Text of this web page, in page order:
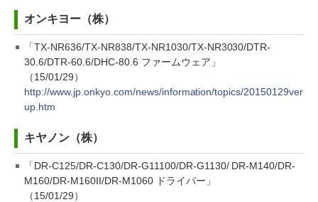
オンキヨー（株）
「TX-NR636/TX-NR838/TX-NR1030/TX-NR3030/DTR-
30.6/DTR-60.6/DHC-80.6 ファームウェア」
（15/01/29）
http://www.jp.onkyo.com/news/information/topics/20150129ver
up.htm
キヤノン（株）
「DR-C125/DR-C130/DR-G11100/DR-G1130/ DR-M140/DR-
M160/DR-M160II/DR-M1060 ドライバー」
（15/01/29）